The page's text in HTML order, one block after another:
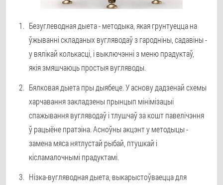
Безуглеводная дыета - методыка, якая грунтуецца на
ўжыванні складаных вугляводаў з гародніны, садавіны -
у вялікай колькасці, і выключэнні з меню прадуктаў,
якія змяшчаюць простыя вугляводы.
Бялковая дыета пры дыябеце. У аснову дадзенай схемы
харчавання закладзены прынцып мінімізацыі
спажывання вугляводаў і тлушчаў за кошт павелічэння
ў рацыёне пратэіна. Асноўны акцэнт у методыцы -
замена мяса нятлустай рыбай, птушкай і
кісламалочнымі прадуктамі.
Нізка-вугляводная дыета, выкарыстоўваецца для